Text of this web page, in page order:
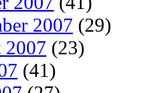
2007 (29)
2007 (23)
(41)